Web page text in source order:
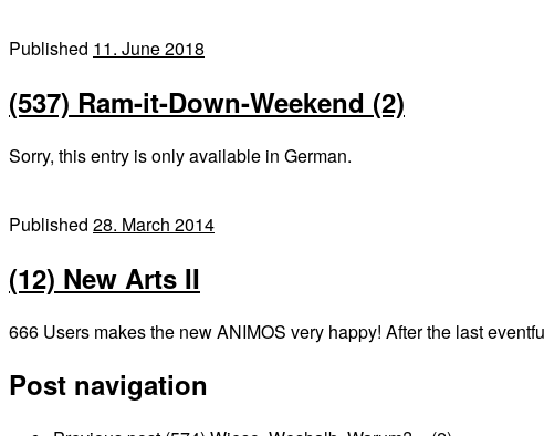
Published 11. June 2018
(537) Ram-it-Down-Weekend (2)
Sorry, this entry is only available in German.
Published 28. March 2014
(12) New Arts II
666 Users makes the new ANIMOS very happy! After the last
Post navigation